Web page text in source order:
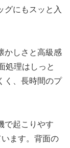
グにもスッと入
かしさと高級感
処理はしっと
く、長時間のプ
で起こりやす
います。背面の